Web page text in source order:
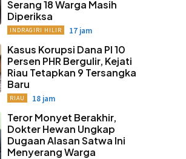
Serang 18 Warga Masih
Diperiksa
INDRAGIRI HILIR 17 jam
Kasus Korupsi Dana PI 10
Persen PHR Bergulir, Kejati
Riau Tetapkan 9 Tersangka
Baru
RIAU 18 jam
Teror Monyet Berakhir,
Dokter Hewan Ungkap
Dugaan Alasan Satwa Ini
Menyerang Warga